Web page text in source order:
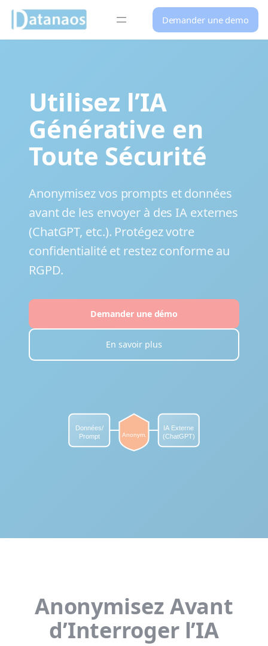
Demander une demo
Utilisez l’IA
Générative en
Toute Sécurité
Anonymisez vos prompts et données
avant de les envoyer à des IA externes
(ChatGPT, etc.). Protégez votre
confidentialité et restez conforme au
RGPD.
Demander une démo
En savoir plus
Anonymisez Avant
d’Interroger l’IA
Panneau de gestion des cookies